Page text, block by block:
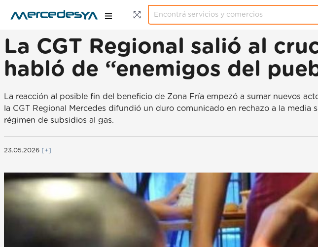
La CGT Regional salió al
habló de “enemigos del
La reacción al posible fin del beneficio de Zona Fría empezó a sumar nuevos
la CGT Regional Mercedes difundió un duro comunicado en rechazo a la
régimen de subsidios al gas.
23.05.2026 [+]